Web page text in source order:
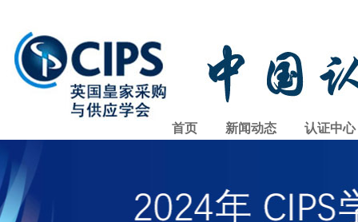
首页 新闻动态 认证中心